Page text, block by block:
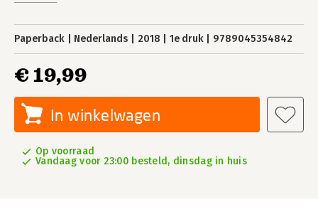
Paperback Nederlands 2018 1e druk 9789045354842
€ 19,99
In winkelwagen
Op voorraad
Vandaag voor 23:00 besteld, dinsdag in huis